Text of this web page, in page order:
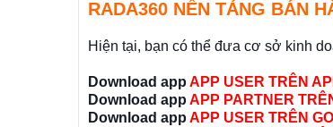
RADA360 NỀN TẢNG BÁN
Hiện tại, bạn có thể đưa cơ sở kinh
Download app APP USER TRÊN
Download app APP PARTNER
Download app APP USER TRÊN